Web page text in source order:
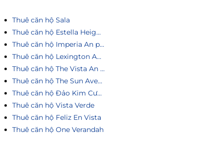
Thuê căn hộ Sala
Thuê căn hộ Estella Heights
Thuê căn hộ Imperia An phú
Thuê căn hộ Lexington An Phú
Thuê căn hộ The Vista An Phú
Thuê căn hộ The Sun Avenue
Thuê căn hộ Đảo Kim Cương
Thuê căn hộ Vista Verde
Thuê căn hộ Feliz En Vista
Thuê căn hộ One Verandah